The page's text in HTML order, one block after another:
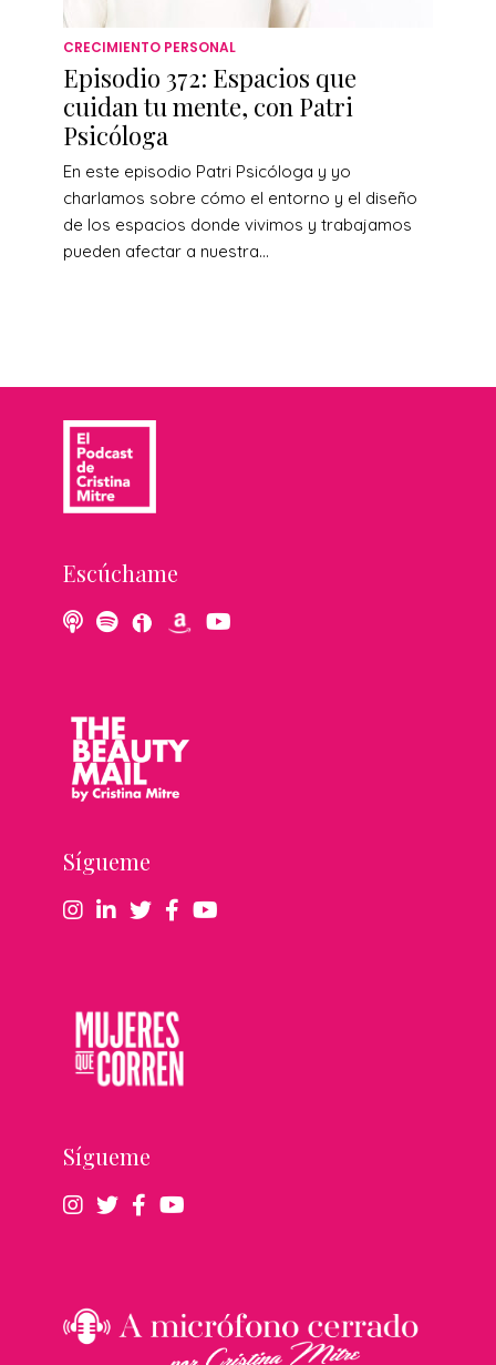
CRECIMIENTO PERSONAL
Episodio 372: Espacios que
cuidan tu mente, con Patri
Psicóloga
En este episodio Patri Psicóloga y yo
charlamos sobre cómo el entorno y el diseño
de los espacios donde vivimos y trabajamos
pueden afectar a nuestra...
Escúchame
Sígueme
Sígueme